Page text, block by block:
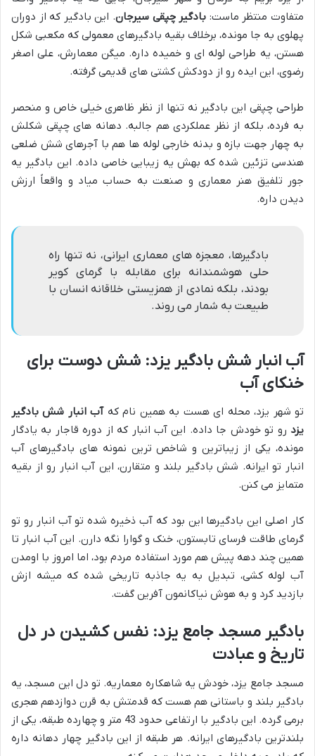
متفاوت منتظر ماست: بادگیر چپقی سیرجان. این بادگیر که از دوران
پهلوی به جا مونده، برخلاف بقیه بادگیرهای معمولی که مکعبی شکل
هستن، یه طراحی لوله ای و خمیده داره. میگن معمارش، علی اصغر
رضوی، این ایده رو از دودکش کشتی های قدیمی گرفته.
طراحی چپقی این بادگیر نه تنها از نظر ظاهری خیلی خاص و منحصر
به فرده، بلکه از نظر عملکردی هم جالبه. دهانه های چپقی شکلش
به چهار جهت بازه و بدنه خارجی لوله ها هم با آجرهای شش ضلعی
هندسی تزئین شده که بهش یه زیبایی خاصی داده. این بادگیر یه
جور تلفیق هنر معماری و صنعت به حساب میاد و واقعاً ارزش
دیدن داره.
بادگیرها، معجزه های معماری ایرانی، نه تنها راه
حلی هوشمندانه برای مقابله با گرمای کویر
بودند، بلکه نمادی از همزیستی خلاقانه انسان با
طبیعت به شمار می روند.
آب انبار شش بادگیر یزد: شش دوست برای
خنکای آب
تو شهر یزد، محله ای هست به همین نام کهآب انبار شش بادگیر
یزد رو تو خودش جا داده. این آب انبار که از دوره قاجار به یادگار
مونده، یکی از زیباترین و شاخص ترین نمونه های بادگیرهای آب
انبار تو ایرانه. شش بادگیر بلند و متقارن، این آب انبار رو از بقیه
متمایز می کنن.
کار اصلی این بادگیرها این بود که آب ذخیره شده تو آب انبار رو تو
گرمای طاقت فرسای تابستون، خنک و گوارا نگه دارن. این آب انبار تا
همین چند دهه پیش هم مورد استفاده مردم بود، اما امروز با اومدن
آب لوله کشی، تبدیل به یه جاذبه تاریخی شده که میشه ازش
بازدید کرد و به هوش نیاکانمون آفرین گفت.
بادگیر مسجد جامع یزد: نفس کشیدن در دل
تاریخ و عبادت
مسجد جامع یزد، خودش یه شاهکاره معماریه. تو دل این مسجد، یه
بادگیر بلند و باستانی هم هست که قدمتش به قرن دوازدهم هجری
برمی گرده. این بادگیر با ارتفاعی حدود 43 متر و چهارده طبقه، یکی از
بلندترین بادگیرهای ایرانه. هر طبقه از این بادگیر چهار دهانه داره